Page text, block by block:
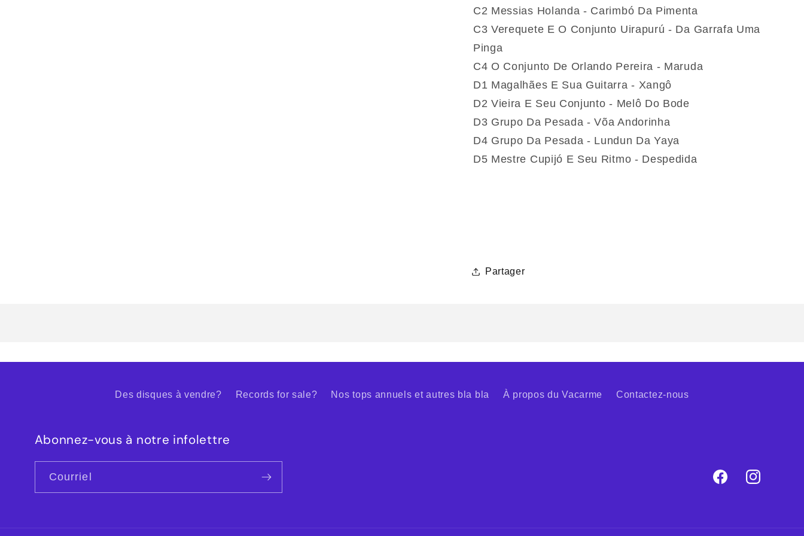
C2 Messias Holanda - Carimbó Da Pimenta
C3 Verequete E O Conjunto Uirapurú - Da Garrafa Uma
Pinga
C4 O Conjunto De Orlando Pereira - Maruda
D1 Magalhães E Sua Guitarra - Xangô
D2 Vieira E Seu Conjunto - Melô Do Bode
D3 Grupo Da Pesada - Võa Andorinha
D4 Grupo Da Pesada - Lundun Da Yaya
D5 Mestre Cupijó E Seu Ritmo - Despedida
Partager
Des disques à vendre? Records for sale? Nos tops annuels et autres bla bla À propos du Vacarme Contactez-nous
Abonnez-vous à notre infolettre
Courriel
FacebookInstagram